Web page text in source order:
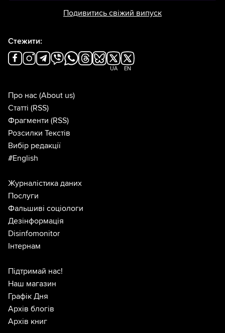
Подивитись свіжий випуск
Стежити:
UA EN
Про нас (About us)
Статті (RSS)
Фрагменти (RSS)
Розсилки Текстів
Вибір редакції
#English
Журналістика даних
Послуги
Фальшиві соціологи
Дезінформація
Disinfomonitor
Інтернам
Підтримай нас!
Наш магазин
Графік Дня
Архів блогів
Архів книг